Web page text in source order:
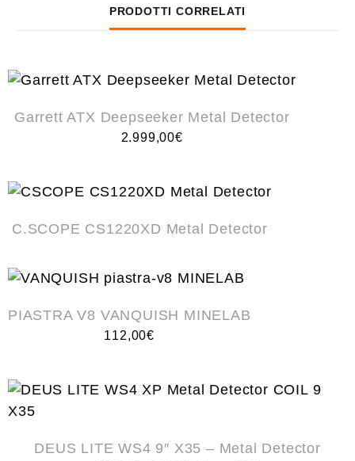
PRODOTTI CORRELATI
Garrett ATX Deepseeker Metal Detector
2.999,00€
C.SCOPE CS1220XD Metal Detector
PIASTRA V8 VANQUISH MINELAB
112,00€
DEUS LITE WS4 9″ X35 – Metal Detector